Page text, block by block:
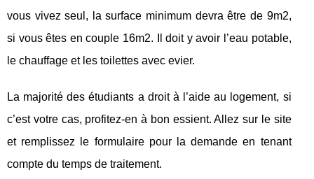
vous vivez seul, la surface minimum devra être de 9m2,
si vous êtes en couple 16m2. Il doit y avoir l’eau potable,
le chauffage et les toilettes avec evier.
La majorité des étudiants a droit à l’aide au logement, si
c’est votre cas, profitez-en à bon essient. Allez sur le site
et remplissez le formulaire pour la demande en tenant
compte du temps de traitement.